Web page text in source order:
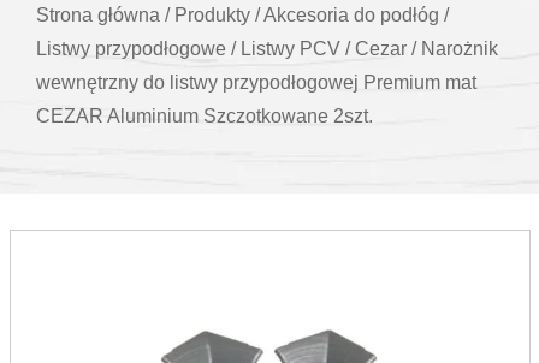
Strona główna / Produkty /Akcesoria do podłóg /
Listwy przypodłogowe / Listwy PCV / Cezar / Narożnik
wewnętrzny do listwy przypodłogowej Premium mat
CEZAR Aluminium Szczotkowane 2szt.